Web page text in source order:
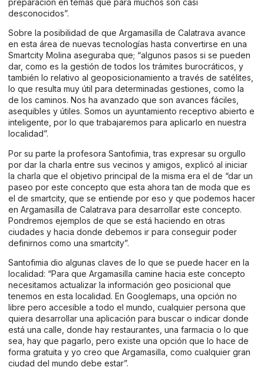
desconocidos”.
Sobre la posibilidad de que Argamasilla de Calatrava avance
en esta área de nuevas tecnologías hasta convertirse en una
Smartcity Molina aseguraba que; “algunos pasos si se pueden
dar, como es la gestión de todos los trámites burocráticos, y
también lo relativo al geoposicionamiento a través de satélites,
lo que resulta muy útil para determinadas gestiones, como la
de los caminos. Nos ha avanzado que son avances fáciles,
asequibles y útiles. Somos un ayuntamiento receptivo abierto e
inteligente, por lo que trabajaremos para aplicarlo en nuestra
localidad”.
Por su parte la profesora Santofimia, tras expresar su orgullo
por dar la charla entre sus vecinos y amigos, explicó al iniciar
la charla que el objetivo principal de la misma era el de “dar un
paseo por este concepto que esta ahora tan de moda que es
el de smartcity, que se entiende por eso y que podemos hacer
en Argamasilla de Calatrava para desarrollar este concepto.
Pondremos ejemplos de que se está haciendo en otras
ciudades y hacia donde debemos ir para conseguir poder
definirnos como una smartcity”.
Santofimia dio algunas claves de lo que se puede hacer en la
localidad: “Para que Argamasilla camine hacia este concepto
necesitamos actualizar la información geo posicional que
tenemos en esta localidad. En Googlemaps, una opción no
libre pero accesible a todo el mundo, cualquier persona que
quiera desarrollar una aplicación para buscar o indicar donde
está una calle, donde hay restaurantes, una farmacia o lo que
sea, hay que pagarlo, pero existe una opción que lo hace de
forma gratuita y yo creo que Argamasilla, como cualquier gran
ciudad del mundo debe estar”.